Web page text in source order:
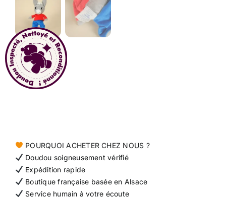
Contact
POURQUOI ACHETER CHEZ NOUS ?
Doudou soigneusement vérifié
Expédition rapide
Boutique française basée en Alsace
Service humain à votre écoute